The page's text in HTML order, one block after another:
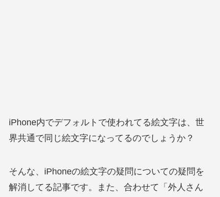
iPhone内でデフォルトで使われてる絵文字は、世
界共通で同じ絵文字になってるのでしょうか？
そんな、iPhoneの絵文字の疑問についての疑問を
解消してる記事です。また、合わせて「外人さん